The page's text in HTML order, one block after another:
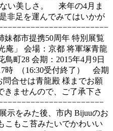
い美しさ。 来年の4月ま
非足を運んでみてはいかが
都市提携50周年 特別展覧
庵」 会場：京都 将軍塚青龍
町28 会期：2015年4月9日
時 （16:30受付終了） 会期
合せは青龍殿 様までお願
きませんので、ご了承下さ
示をみた後、市内 Bijuuのお
こもこ苔みたいでかわいい